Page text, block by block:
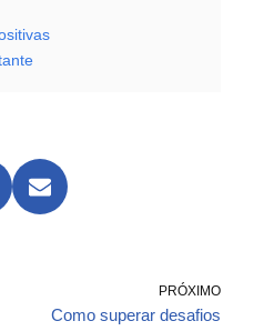
PRÓXIMO
Como superar desafios